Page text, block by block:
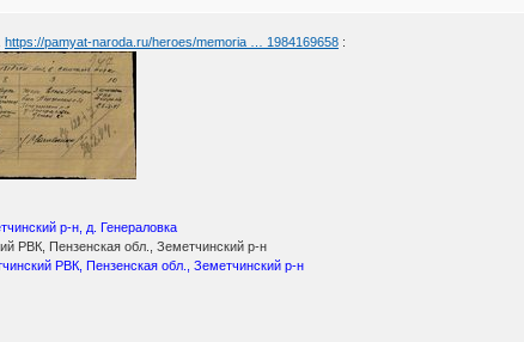
.https://pamyat-naroda.ru/heroes/memoria … 1984169658 :
р-н, д. Генераловка
РВК, Пензенская обл., Земетчинский р-н
РВК, Пензенская обл., Земетчинский р-н